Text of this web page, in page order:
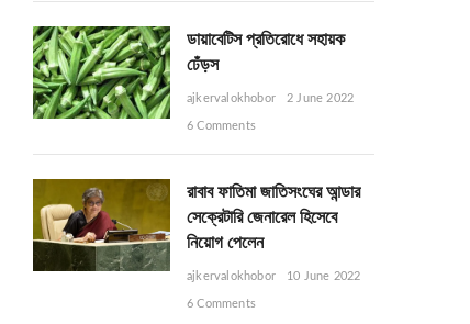
ডায়াবেটিস প্রতিরোধে সহায়ক
ঢেঁড়স
ajkervalokhobor 2 June 2022
6 Comments
রাবাব ফাতিমা জাতিসংঘের আন্ডার
সেক্রেটারি জেনারেল হিসেবে
নিয়োগ পেলেন
ajkervalokhobor 10 June 2022
6 Comments